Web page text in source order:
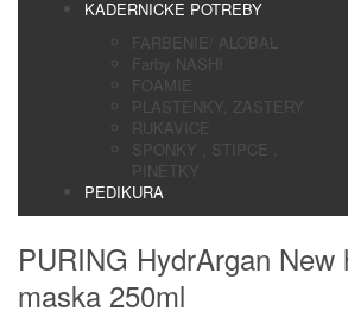
KADERNICKE POTREBY
FARBENIE/ ALOBAL
Farby NASHI
FOAMIE
PLASTENKY, ZASTERY
RUKAVICE
SPONKY , STIPCE ,
PINETKY
PEDIKURA
PURING HydrArgan New
maska 250ml